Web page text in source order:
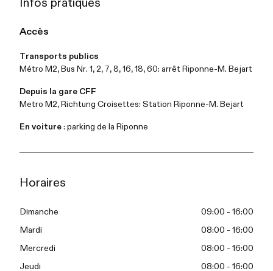
Accès
Transports publics
Métro M2, Bus Nr. 1, 2, 7, 8, 16, 18, 60: arrêt Riponne-M. Bejart
Depuis la gare CFF
Metro M2, Richtung Croisettes: Station Riponne-M. Bejart
En voiture : parking de la Riponne
Horaires
Dimanche 09:00 - 16:00
Mardi 08:00 - 16:00
Mercredi 08:00 - 16:00
Jeudi 08:00 - 16:00